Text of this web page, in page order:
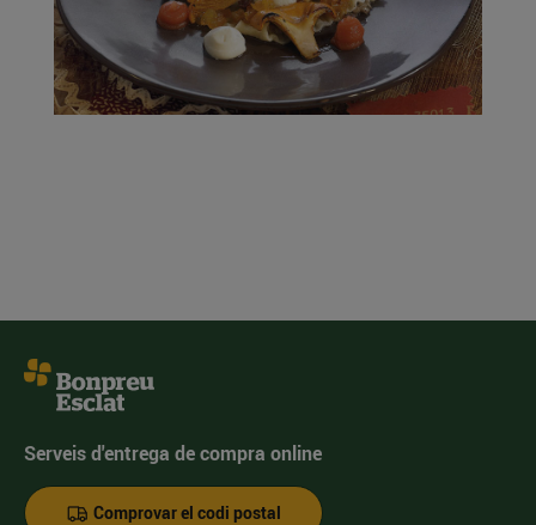
Serveis d'entrega de compra online
Comprovar el codi postal